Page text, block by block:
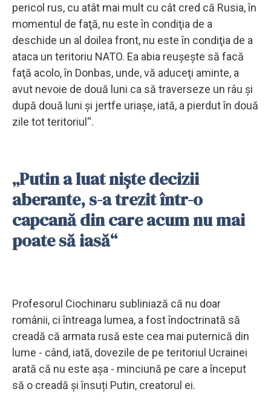
pericol rus, cu atât mai mult cu cât cred că Rusia, în
momentul de faţă, nu este în condiţia de a
deschide un al doilea front, nu este în condiţia de a
ataca un teritoriu NATO. Ea abia reuşeşte să facă
faţă acolo, în Donbas, unde, vă aduceţi aminte, a
avut nevoie de două luni ca să traverseze un râu şi
după două luni şi jertfe uriaşe, iată, a pierdut în două
zile tot teritoriul“.
„Putin a luat nişte decizii
aberante, s-a trezit într-o
capcană din care acum nu mai
poate să iasă“
Profesorul Ciochinaru subliniază că nu doar
românii, ci întreaga lumea, a fost îndoctrinată să
creadă că armata rusă este cea mai puternică din
lume - când, iată, dovezile de pe teritoriul Ucrainei
arată că nu este așa - minciună pe care a început
să o creadă și însuți Putin, creatorul ei.